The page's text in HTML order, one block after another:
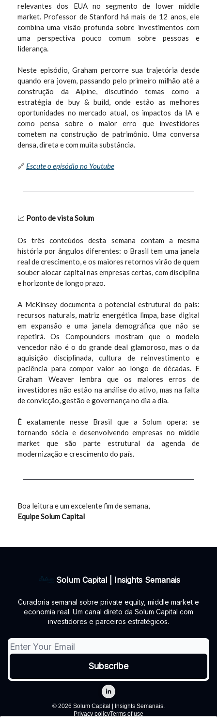
relevantes dos EUA no segmento de lower middle
market. Professor de Stanford há mais de 12 anos, ele
combina uma visão profunda sobre investimentos com
uma perspectiva pouco comum sobre pessoas e
liderança.
Neste episódio, Graham percorre sua trajetória desde
quando era jovem, passando pelo primeiro milhão até a
construção da Alpine, discutindo temas como a
estratégia de buy & build, onde estão as melhores
oportunidades no mercado atual, os impactos da IA e
como pensa sobre o maior erro que investidores
cometem na construção de patrimônio. Uma conversa
densa, direta e com muita substância.
🔗 Escute o episódio no Youtube
📈 Ponto de vista Solum
Os três conteúdos desta semana contam a mesma
história por ângulos diferentes: o Brasil tem uma janela
real de crescimento, e os maiores retornos virão de quem
souber alocar capital nas empresas certas, com disciplina
e horizonte de longo prazo.
A McKinsey documenta o potencial estrutural do país:
recursos naturais, matriz energética limpa, base digital
em expansão e uma janela demográfica que não se
repetirá. Os Compounders mostram que o modelo
vencedor não é o do grande deal glamoroso, mas o da
aquisição disciplinada, cultura de reinvestimento e
paciência para compor valor ao longo de décadas. E
Graham Weaver lembra que os maiores erros de
investidores não estão na análise do ativo, mas na falta
de convicção, gestão e governança no dia a dia.
É exatamente nesse Brasil que a Solum opera: se
tornando sócia e desenvolvendo empresas no middle
market que são parte estrutural da agenda de
modernização e crescimento do país.
Boa leitura e um excelente fim de semana,
Equipe Solum Capital
Solum Capital | Insights Semanais
Curadoria semanal sobre private equity, middle market e
economia real. Um canal direto da Solum Capital com
investidores e parceiros estratégicos.
© 2026 Solum Capital | Insights Semanais.
Privacy policyTerms of use